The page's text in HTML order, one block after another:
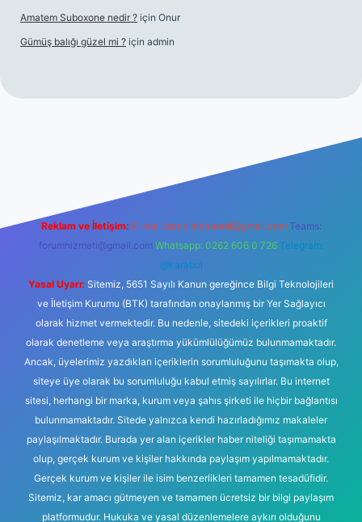
Amatem Suboxone nedir ? için Onur
Gümüş balığı güzel mi ? için admin
Reklam ve İletişim: E-mail: backlinkpaneli@gmail.com Teams:
forumhizmeti@gmail.com Whatsapp: 0262 606 0 726 Telegram:
@karabul
Yasal Uyarı: Sitemiz, 5651 Sayılı Kanun gereğince Bilgi Teknolojileri
ve İletişim Kurumu (BTK) tarafından onaylanmış bir Yer Sağlayıcı
olarak hizmet vermektedir. Bu nedenle, sitedeki içerikleri proaktif
olarak denetleme veya araştırma yükümlülüğümüz bulunmamaktadır.
Ancak, üyelerimiz yazdıkları içeriklerin sorumluluğunu taşımakta olup,
siteye üye olarak bu sorumluluğu kabul etmiş sayılırlar. Bu internet
sitesi, herhangi bir marka, kurum veya şahıs şirketi ile hiçbir bağlantısı
bulunmamaktadır. Sitede yalnızca kendi hazırladığımız makaleler
paylaşılmaktadır. Burada yer alan içerikler haber niteliği taşımamakta
olup, gerçek kurum ve kişiler hakkında paylaşım yapılmamaktadır.
Gerçek kurum ve kişiler ile isim benzerlikleri tamamen tesadüfidir.
Sitemiz, kar amacı gütmeyen ve tamamen ücretsiz bir bilgi paylaşım
platformudur. Hukuka ve yasal düzenlemelere aykırı olduğunu